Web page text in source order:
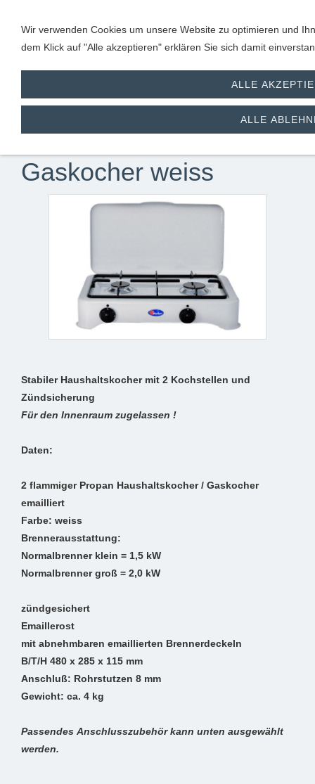
2 flammiger
Haushaltskocher /
Gaskocher weiss
Stabiler Haushaltskocher mit 2 Kochstellen und
Zündsicherung
Für den Innenraum zugelassen !
Daten:
2 flammiger Propan Haushaltskocher / Gaskocher
emailliert
Farbe: weiss
Brennerausstattung:
Normalbrenner klein = 1,5 kW
Normalbrenner groß = 2,0 kW
zündgesichert
Emaillerost
mit abnehmbaren emaillierten Brennerdeckeln
B/T/H 480 x 285 x 115 mm
Anschluß: Rohrstutzen 8 mm
Gewicht: ca. 4 kg
Passendes Anschlusszubehör kann unten ausgewählt
werden.
Wir verwenden Cookies um unsere Website zu optimieren und
dem Klick auf "Alle akzeptieren" erklären Sie sich damit
ALLE
ALLE